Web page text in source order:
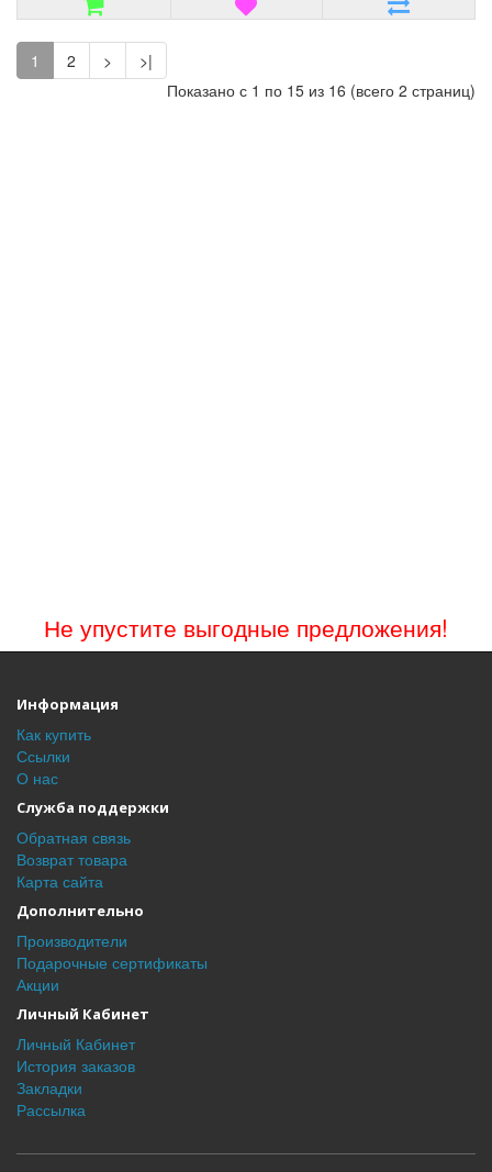
1 2 >
>|
Показано с 1 по 15 из 16 (всего 2 страниц)
Не упустите выгодные предложения!
Информация
Как купить
Ссылки
О нас
Служба поддержки
Обратная связь
Возврат товара
Карта сайта
Дополнительно
Производители
Подарочные сертификаты
Акции
Личный Кабинет
Личный Кабинет
История заказов
Закладки
Рассылка